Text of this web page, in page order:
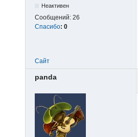
Неактивен
Сообщений: 26
Спасибо: 0
Сайт
panda